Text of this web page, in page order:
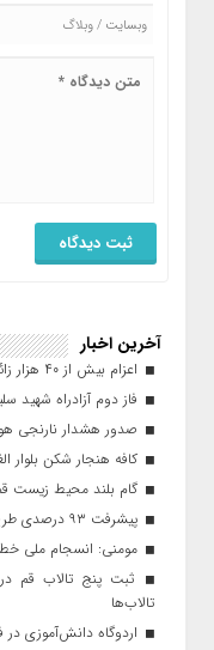
آخرین اخبار
اعزام بیش از ۴۰ هزار زائر اربعین از پایانه‌های قم به مرزها
فاز دوم آزادراه شهید
صدور هشدار نارنجی
کافه هنجار شکن بلوار
گام بلند محیط زیست
پیشرفت ۹۳ درصدی طرح نهضت ملی مسکن در قم
مومنی: انسجام ملی
ثبت پنج تالاب قم
تالاب‌ها
اردوگاه دانش‌آموزی